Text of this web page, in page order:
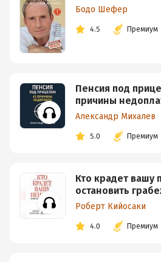
Бодо Шефер
4.5 Премиум
Пенсия под
причины
Александр Михалев
5.0 Премиум
Кто крадет вашу
остановить
Роберт Кийосаки
4.0 Премиум